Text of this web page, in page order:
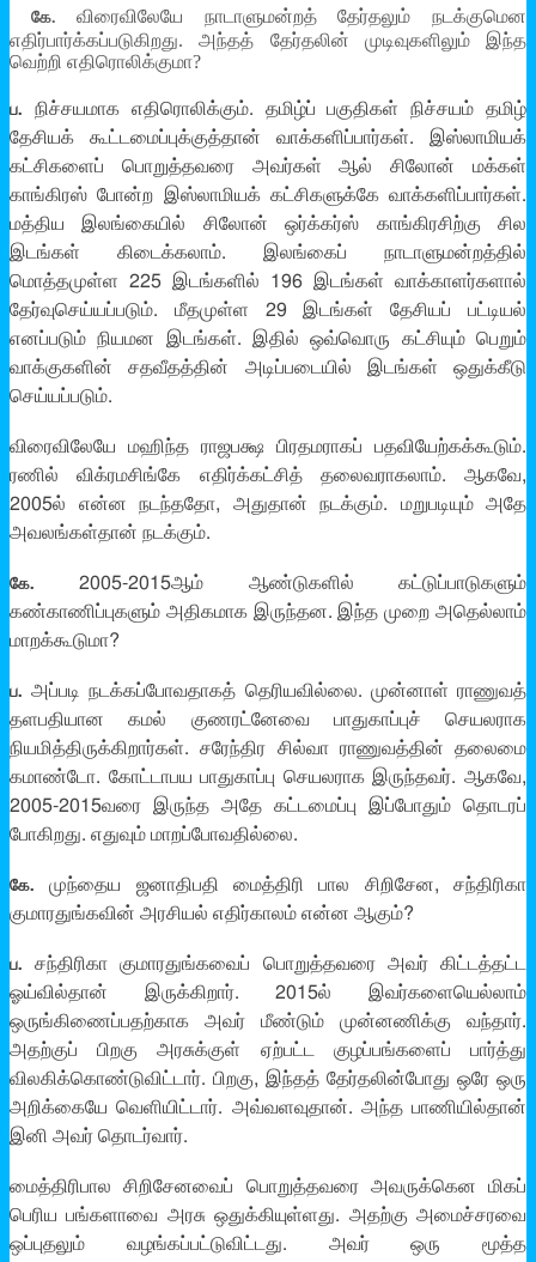
கே.விரைவிலேயே நாடாளுமன்றத் தேர்தலும் நடக்குமென
எதிர்பார்க்கப்படுகிறது. அந்தத் தேர்தலின் முடிவுகளிலும் இந்த
வெற்றி எதிரொலிக்குமா?
ப. நிச்சயமாக எதிரொலிக்கும். தமிழ்ப் பகுதிகள் நிச்சயம் தமிழ்
தேசியக் கூட்டமைப்புக்குத்தான் வாக்களிப்பார்கள். இஸ்லாமியக்
கட்சிகளைப் பொறுத்தவரை அவர்கள் ஆல் சிலோன் மக்கள்
காங்கிரஸ் போன்ற இஸ்லாமியக் கட்சிகளுக்கே வாக்களிப்பார்கள்.
மத்திய இலங்கையில் சிலோன் ஒர்க்கர்ஸ் காங்கிரசிற்கு சில
இடங்கள் கிடைக்கலாம். இலங்கைப் நாடாளுமன்றத்தில்
மொத்தமுள்ள 225 இடங்களில் 196 இடங்கள் வாக்காளர்களால்
தேர்வுசெய்யப்படும். மீதமுள்ள 29 இடங்கள் தேசியப் பட்டியல்
எனப்படும் நியமன இடங்கள். இதில் ஒவ்வொரு கட்சியும் பெறும்
வாக்குகளின் சதவீதத்தின் அடிப்படையில் இடங்கள் ஒதுக்கீடு
செய்யப்படும்.
விரைவிலேயே மஹிந்த ராஜபக்ஷ பிரதமராகப் பதவியேற்கக்கூடும்.
ரணில் விக்ரமசிங்கே எதிர்க்கட்சித் தலைவராகலாம். ஆகவே,
2005ல் என்ன நடந்ததோ, அதுதான் நடக்கும். மறுபடியும் அதே
அவலங்கள்தான் நடக்கும்.
கே.2005-2015ஆம் ஆண்டுகளில் கட்டுப்பாடுகளும்
கண்காணிப்புகளும் அதிகமாக இருந்தன. இந்த முறை அதெல்லாம்
மாறக்கூடுமா?
ப.அப்படி நடக்கப்போவதாகத் தெரியவில்லை. முன்னாள் ராணுவத்
தளபதியான கமல் குணரட்னேவை பாதுகாப்புச் செயலராக
நியமித்திருக்கிறார்கள். சரேந்திர சில்வா ராணுவத்தின் தலைமை
கமாண்டோ. கோட்டாபய பாதுகாப்பு செயலராக இருந்தவர். ஆகவே,
2005-2015வரை இருந்த அதே கட்டமைப்பு இப்போதும் தொடரப்
போகிறது. எதுவும் மாறப்போவதில்லை.
கே.முந்தைய ஜனாதிபதி மைத்திரி பால சிறிசேன, சந்திரிகா
குமாரதுங்கவின் அரசியல் எதிர்காலம் என்ன ஆகும்?
ப.சந்திரிகா குமாரதுங்கவைப் பொறுத்தவரை அவர் கிட்டத்தட்ட
ஓய்வில்தான் இருக்கிறார். 2015ல் இவர்களையெல்லாம்
ஒருங்கிணைப்பதற்காக அவர் மீண்டும் முன்னணிக்கு வந்தார்.
அதற்குப் பிறகு அரசுக்குள் ஏற்பட்ட குழப்பங்களைப் பார்த்து
விலகிக்கொண்டுவிட்டார். பிறகு, இந்தத் தேர்தலின்போது ஒரே ஒரு
அறிக்கையே வெளியிட்டார். அவ்வளவுதான். அந்த பாணியில்தான்
இனி அவர் தொடர்வார்.
மைத்திரிபால சிறிசேனவைப் பொறுத்தவரை அவருக்கென மிகப்
பெரிய பங்களாவை அரசு ஒதுக்கியுள்ளது. அதற்கு அமைச்சரவை
ஒப்புதலும் வழங்கப்பட்டுவிட்டது. அவர் ஒரு மூத்த